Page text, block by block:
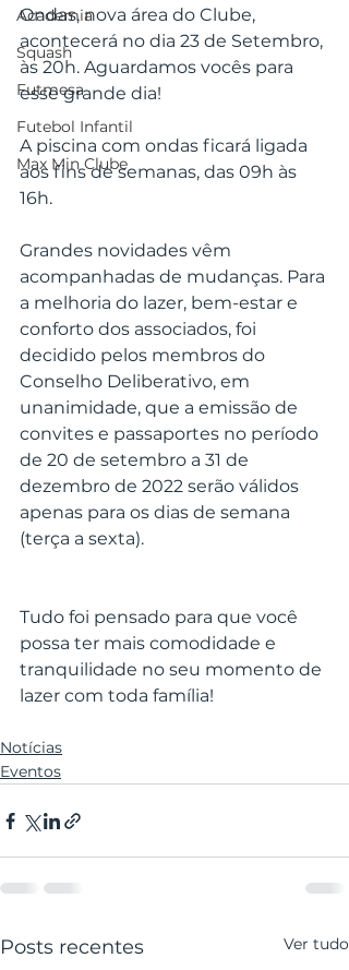
Academia
Squash
Futmesa
Futebol Infantil
Max Min Clube
Ondas, nova área do Clube,
acontecerá no dia 23 de Setembro,
às 20h. Aguardamos vocês para
esse grande dia!
A piscina com ondas ficará ligada
aos fins de semanas, das 09h às
16h.
Grandes novidades vêm
acompanhadas de mudanças. Para
a melhoria do lazer, bem-estar e
conforto dos associados, foi
decidido pelos membros do
Conselho Deliberativo, em
unanimidade, que a emissão de
convites e passaportes no período
de 20 de setembro a 31 de
dezembro de 2022 serão válidos
apenas para os dias de semana
(terça a sexta).
Tudo foi pensado para que você
possa ter mais comodidade e
tranquilidade no seu momento de
lazer com toda família!
Notícias
Eventos
Posts recentes Ver tudo